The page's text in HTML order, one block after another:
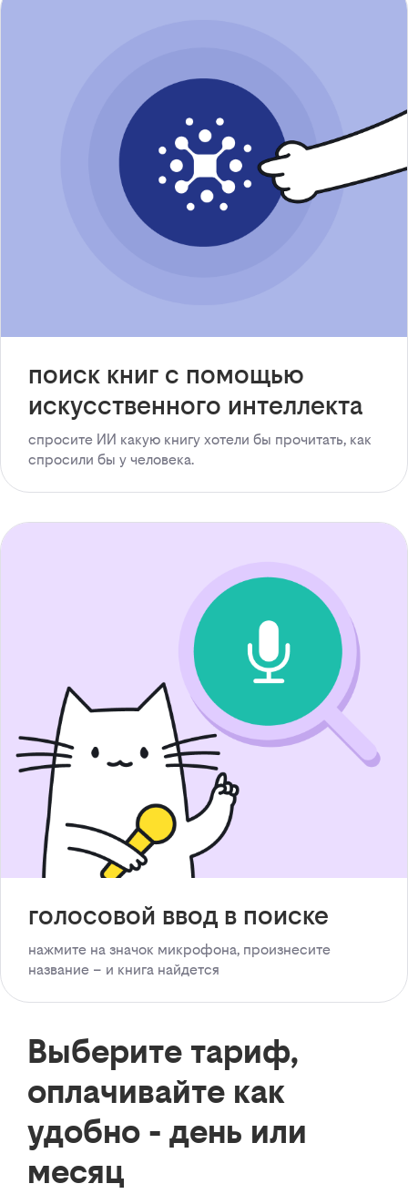
поиск книг с помощью
искусственного интеллекта
спросите ИИ какую книгу хотели бы прочитать, как
спросили бы у человека.
голосовой ввод в поиске
нажмите на значок микрофона, произнесите
название – и книга найдется
Выберите тариф,
оплачивайте как
удобно - день или
месяц